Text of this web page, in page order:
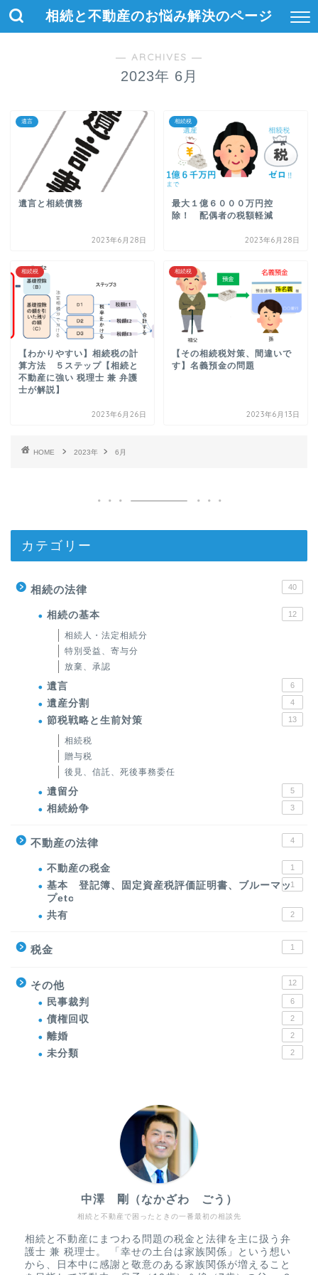
相続と不動産のお悩み解決のページ
― ARCHIVES ―
2023年 6月
遺言
遺言と相続債務
2023年6月28日
相続税
最大１億６０００万円控
除！ 配偶者の税額軽減
2023年6月28日
相続税
【わかりやすい】相続税の計
算方法 ５ステップ【相続と
不動産に強い 税理士 兼 弁護
士が解説】
2023年6月26日
相続税
【その相続税対策、間違いで
す】名義預金の問題
2023年6月13日
HOME 2023年 6月
カテゴリー
相続の法律 40
相続の基本 12
相続人・法定相続分
特別受益、寄与分
放棄、承認
遺言 6
遺産分割 4
節税戦略と生前対策 13
相続税
贈与税
後見、信託、死後事務委任
遺留分 5
相続紛争 3
不動産の法律 4
不動産の税金 1
基本 登記簿、固定資産税評価証明書、ブルーマッ
プetc
1
共有 2
税金 1
その他 12
民事裁判 6
債権回収 2
離婚 2
未分類 2
相続と不動産で困ったときの一番最初の相談先
中澤 剛（なかざわ ごう）
相続と不動産にまつわる問題の税金と法律を主に扱う弁
護士 兼 税理士。 「幸せの土台は家族関係」という想い
から、日本中に感謝と敬意のある家族関係が増えること